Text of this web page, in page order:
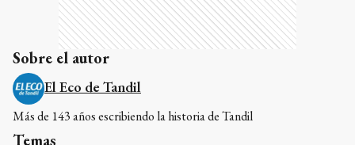
Sobre el autor
El Eco de Tandil
Más de 143 años escribiendo la historia de Tandil
Temas